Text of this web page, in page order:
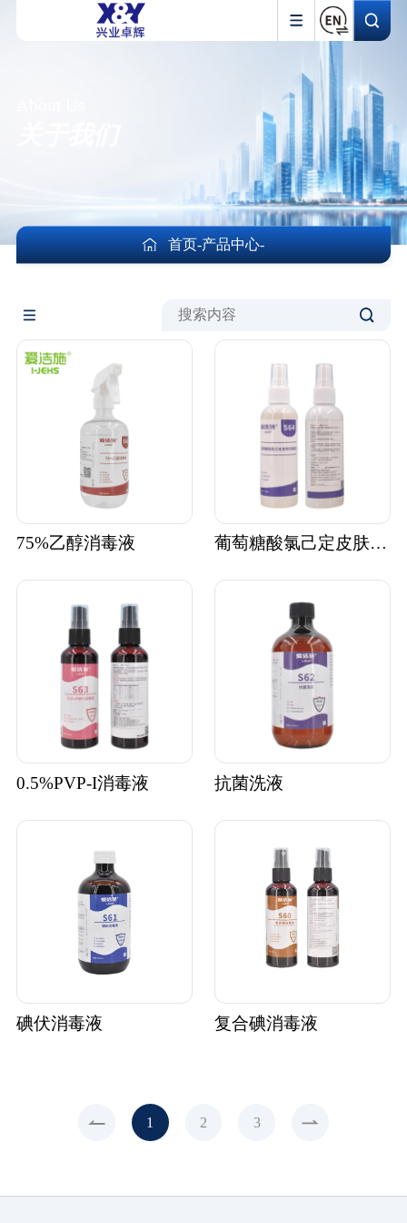
首页-产品中心-
75%乙醇消毒液 葡萄糖酸氯己定皮肤消毒液
0.5%PVP-I消毒液 抗菌洗液
碘伏消毒液 复合碘消毒液
1 2 3